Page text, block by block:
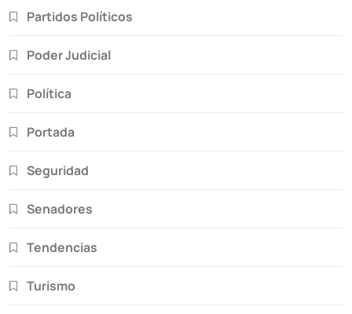
Partidos Políticos
Poder Judicial
Política
Portada
Seguridad
Senadores
Tendencias
Turismo